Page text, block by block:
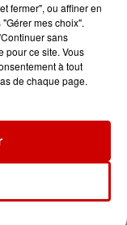
pour
Voir plus
vos entrées
de nos
fermer", ou affiner en
mes choix".
sans
pour ce site. Vous
à tout
de chaque page.